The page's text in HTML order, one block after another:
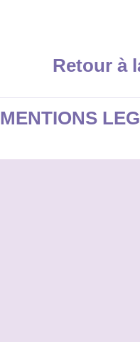
Retour à
MENTIONS